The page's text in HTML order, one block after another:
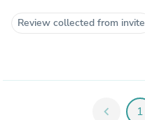
Review collected from invite
chevron_left 1